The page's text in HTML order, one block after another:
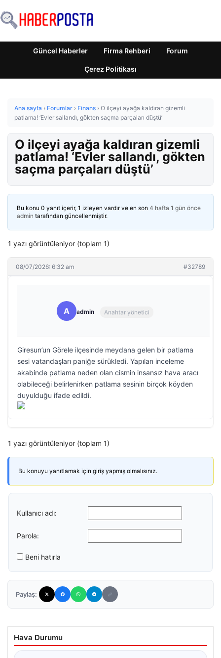
Güncel Haberler Firma Rehberi Forum
Çerez Politikası
Ana sayfa › Forumlar › Finans › O ilçeyi ayağa kaldıran gizemli
patlama! ‘Evler sallandı, gökten saçma parçaları düştü’
O ilçeyi ayağa kaldıran gizemli
patlama! ‘Evler sallandı, gökten
saçma parçaları düştü’
Bu konu 0 yanıt içerir, 1 izleyen vardır ve en son 4 hafta 1 gün önce
admin tarafından güncellenmiştir.
1 yazı görüntüleniyor (toplam 1)
08/07/2026: 6:32 am #32789
A admin Anahtar yönetici
Giresun’un Görele ilçesinde meydana gelen bir patlama
sesi vatandaşları paniğe sürükledi. Yapılan inceleme
akabinde patlama neden olan cismin insansız hava aracı
olabileceği belirlenirken patlama sesinin birçok köyden
duyulduğu ifade edildi.
1 yazı görüntüleniyor (toplam 1)
Bu konuyu yanıtlamak için giriş yapmış olmalısınız.
Kullanıcı adı:
Parola:
Beni hatırla
Paylaş:
Hava Durumu